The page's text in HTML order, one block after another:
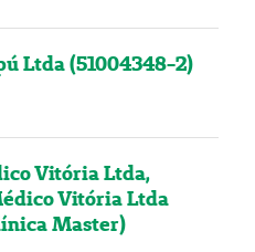
Ltda (51004348-2)
Vitória Ltda,
Vitória Ltda
Master)